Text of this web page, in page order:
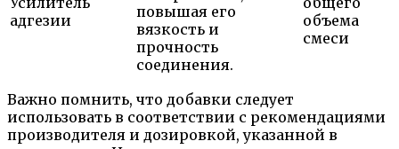
адгезии
повышая его
вязкость и
прочность
соединения.
объема
смеси
Важно помнить, что добавки следует
использовать в соответствии с рекомендациями
производителя и дозировкой, указанной в